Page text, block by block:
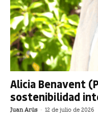
Alicia Benavent
sostenibilidad
Juan Arús - 12 de julio de 2026